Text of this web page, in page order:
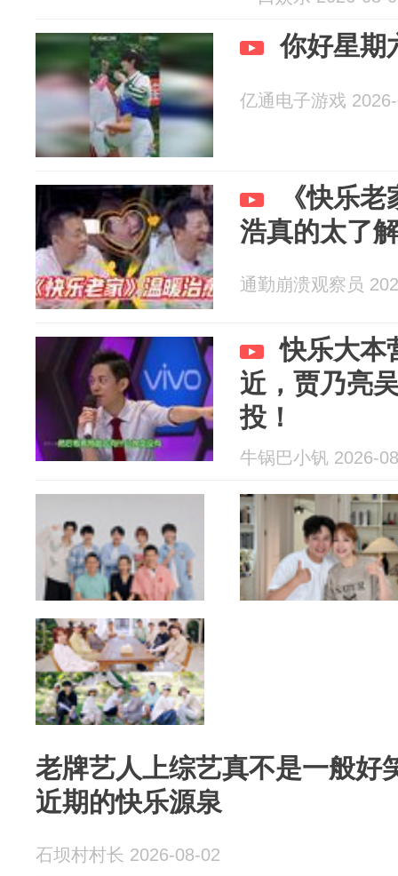
你好星期
亿通电子游戏
《快乐
浩真的太了
通勤崩溃观察员
快乐大本
近，贾乃亮
投！
牛锅巴小钒 2026-
老牌艺人上综艺真不是一般好
近期的快乐源泉
石坝村村长 2026-08-02